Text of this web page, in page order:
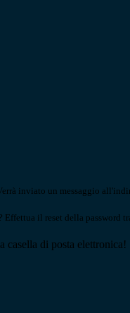
inviato un messaggio
Effettua il reset della password
casella di posta elettronica!